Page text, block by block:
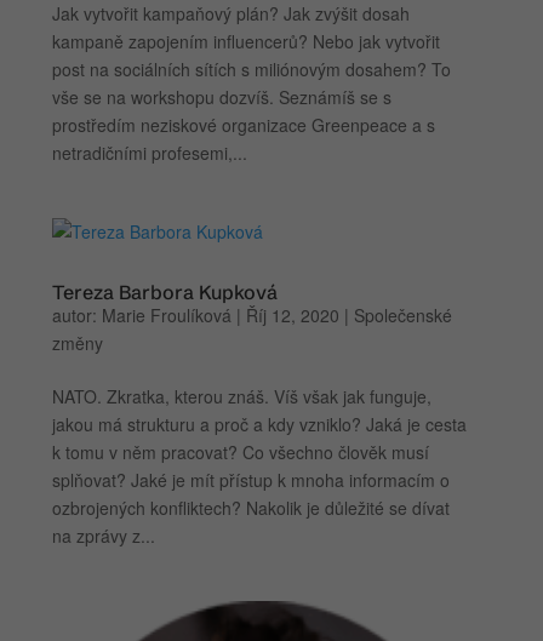
Jak vytvořit kampaňový plán? Jak zvýšit dosah
kampaně zapojením influencerů? Nebo jak vytvořit
post na sociálních sítích s miliónovým dosahem? To
vše se na workshopu dozvíš. Seznámíš se s
prostředím neziskové organizace Greenpeace a s
netradičními profesemi,...
Tereza Barbora Kupková
autor: Marie Froulíková | Říj 12, 2020 | Společenské
změny
NATO. Zkratka, kterou znáš. Víš však jak funguje,
jakou má strukturu a proč a kdy vzniklo? Jaká je cesta
k tomu v něm pracovat? Co všechno člověk musí
splňovat? Jaké je mít přístup k mnoha informacím o
ozbrojených konfliktech? Nakolik je důležité se dívat
na zprávy z...